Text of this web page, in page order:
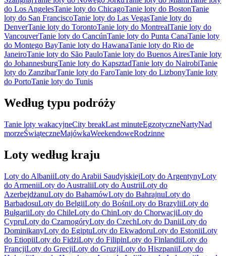
do Los AngelesTanie loty do ChicagoTanie loty do BostonTanie
loty do San FranciscoTanie loty do Las VegasTanie loty do
DenverTanie loty do TorontoTanie loty do MontrealTanie loty do
VancouverTanie loty do CancúnTanie loty do Punta CanaTanie loty
do Montego BayTanie loty do HawanaTanie loty do Rio de
JaneiroTanie loty do São PauloTanie loty do Buenos AiresTanie loty
do JohannesburgTanie loty do KapsztadTanie loty do NairobiTanie
loty do ZanzibarTanie loty do FaroTanie loty do LizbonyTanie loty
do PortoTanie loty do Tunis
Według typu podróży
Tanie loty wakacyjneCity breakLast minuteEgzotyczneNartyNad
morzeŚwiąteczneMajówkaWeekendoweRodzinne
Loty według kraju
Loty do AlbaniiLoty do Arabii SaudyjskiejLoty do ArgentynyLoty
do ArmeniiLoty do AustraliiLoty do AustriiLoty do
AzerbejdżanuLoty do BahamówLoty do BahrajnuLoty do
BarbadosuLoty do BelgiiLoty do BośniLoty do BrazyliiLoty do
BułgariiLoty do ChileLoty do ChinLoty do ChorwacjiLoty do
CypruLoty do CzarnogóryLoty do CzechLoty do DaniiLoty do
DominikanyLoty do EgiptuLoty do EkwadoruLoty do EstoniiLoty
do EtiopiiLoty do FidżiLoty do FilipinLoty do FinlandiiLoty do
FrancjiLoty do GrecjiLoty do GruzjiLoty do HiszpaniiLoty do